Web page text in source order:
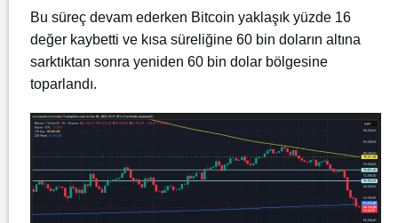
Bu süreç devam ederken Bitcoin yaklaşık yüzde 16
değer kaybetti ve kısa süreliğine 60 bin doların altına
sarktıktan sonra yeniden 60 bin dolar bölgesine
toparlandı.